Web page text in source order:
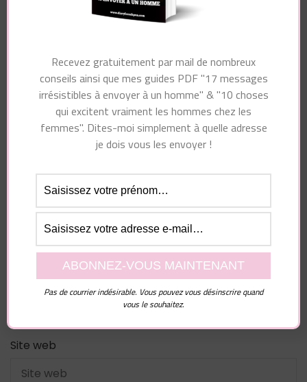
Commentaire
E-mail*
Site web
Recevez gratuitement par mail de nombreux
conseils ainsi que mes guides PDF "17 messages
irrésistibles à envoyer à un homme" & "10 choses
qui excitent vraiment les hommes chez les
femmes". Dites-moi simplement à quelle adresse
je dois vous les envoyer !
Pas de courrier indésirable. Vous pouvez vous désinscrire quand
vous le souhaitez.